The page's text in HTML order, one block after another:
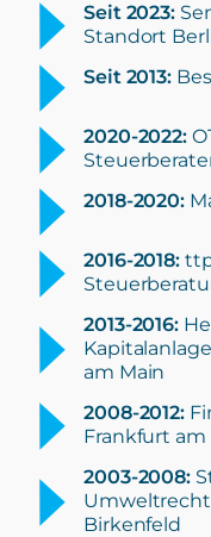
Seit 2023:
Standort
Seit 2013:
2020-2022:
2018-2020:
2016-2018:
2013-2016:
am Main
2008-2012:
Frankfurt am
2003-2008:
Birkenfeld